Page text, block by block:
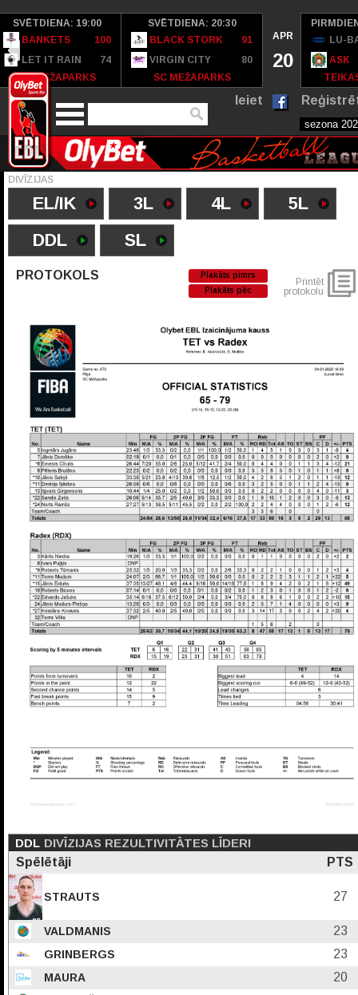
SVĒTDIENA: 19:00
BANKETS
100
LET IT RAIN
74
SC MEŽAPARKS
SVĒTDIENA: 20:30
BLACK STORK
91
VIRGIN CITY
80
SC MEŽAPARKS
APR
20
LU-
ASK
Ieiet
DIVĪZIJAS
EL/IK 3L 4L
5L
DDL
SL
PROTOKOLS
Plakāts pimrs
Plakāts pēc
Printēt
protokolu
DDL DIVĪZIJAS REZULTIVITĀTES LĪDERI
Spēlētāji
PTS
STRAUTS 27
VALDMANIS 23
GRINBERGS 23
MAURA 20